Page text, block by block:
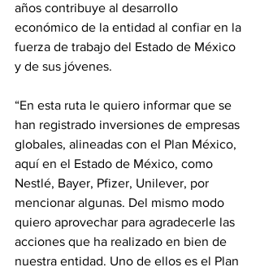
años contribuye al desarrollo
económico de la entidad al confiar en la
fuerza de trabajo del Estado de México
y de sus jóvenes.
“En esta ruta le quiero informar que se
han registrado inversiones de empresas
globales, alineadas con el Plan México,
aquí en el Estado de México, como
Nestlé, Bayer, Pfizer, Unilever, por
mencionar algunas. Del mismo modo
quiero aprovechar para agradecerle las
acciones que ha realizado en bien de
nuestra entidad. Uno de ellos es el Plan